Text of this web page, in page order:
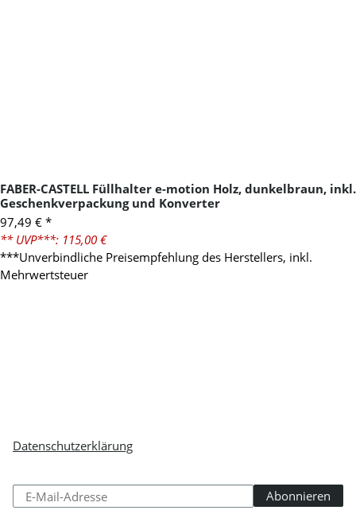
FABER-CASTELL Füllhalter e-motion Holz, dunkelbraun, inkl.
Geschenkverpackung und Konverter
97,49 € *
** UVP***: 115,00 €
***Unverbindliche Preisempfehlung des Herstellers, inkl.
Mehrwertsteuer
Datenschutzerklärung
Abonnieren